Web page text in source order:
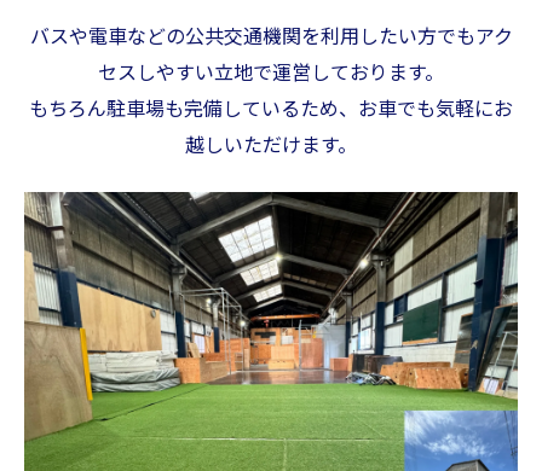
バスや電車などの公共交通機関を利用したい方でもアク
セスしやすい立地で運営しております。
もちろん駐車場も完備しているため、お車でも気軽にお
越しいただけます。